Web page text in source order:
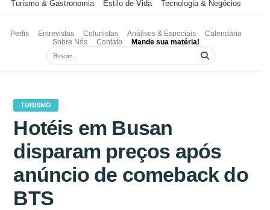
Turismo & Gastronomia
Estilo de Vida Tecnologia & Negócios
Perfis Entrevistas Colunistas Análises & Especiais
Calendário
Sobre Nós
Contato Mande sua matéria!
TURISMO
Hotéis em Busan
disparam preços após
anúncio de comeback do
BTS